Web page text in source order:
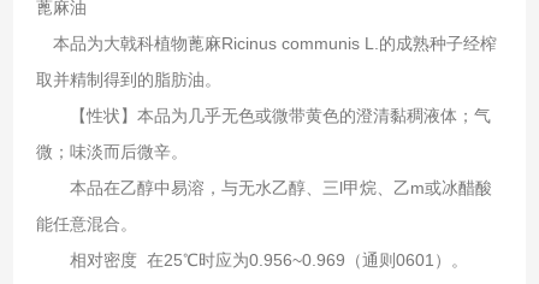
蓖麻油
本品为大戟科植物蓖麻Ricinus communis L.的成熟种子经榨
取并精制得到的脂肪油。
【性状】本品为几乎无色或微带黄色的澄清黏稠液体；气
微；味淡而后微辛。
本品在乙醇中易溶，与无水乙醇、三l甲烷、乙m或冰醋酸
能任意混合。
相对密度 在25℃时应为0.956~0.969（通则0601）。